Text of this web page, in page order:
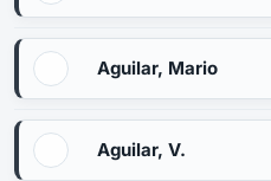
Aguilar, Mario
Aguilar, V.